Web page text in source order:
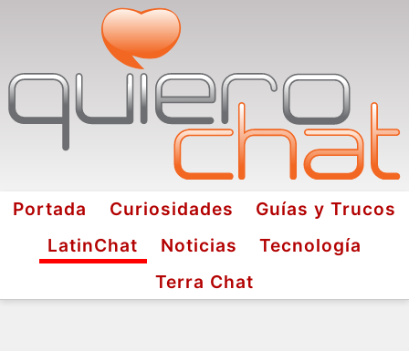
Portada Curiosidades
Guías y Trucos
LatinChat
Noticias
Tecnología
Terra Chat